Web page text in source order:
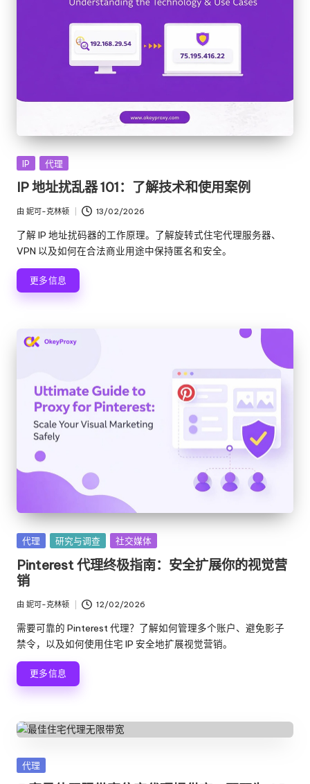
发
在
IP 代理
IP 地址扰乱器 101：了解技术和使用案例
发
布
者
由 妮可-克林顿 13/02/2026
了解 IP 地址扰码器的工作原理。了解旋转式住宅代理服务器、
VPN 以及如何在合法商业用途中保持匿名和安全。
更多信息
发
在
代理 研究与调查 社交媒体
Pinterest 代理终极指南：安全扩展你的视觉营
销
发
布
者
由 妮可-克林顿 12/02/2026
需要可靠的 Pinterest 代理？了解如何管理多个账户、避免影子
禁令，以及如何使用住宅 IP 安全地扩展视觉营销。
更多信息
发代理